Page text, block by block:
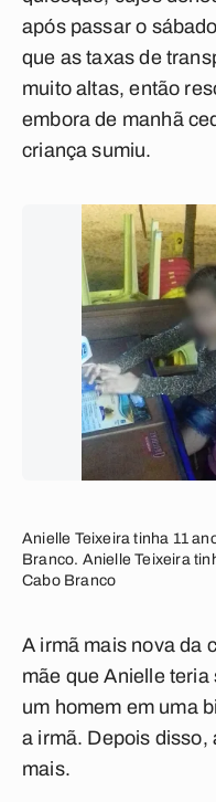
após passar o
que as taxas de
muito altas, então
embora de manhã
criança sumiu.
Anielle Teixeira tinha 11
Branco. Anielle Teixeira
Cabo Branco
A irmã mais nova da
mãe que Anielle
um homem em uma
a irmã. Depois disso,
mais.